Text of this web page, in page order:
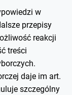
w
przepisy
reakcji
treści
daje im art.
szczególny